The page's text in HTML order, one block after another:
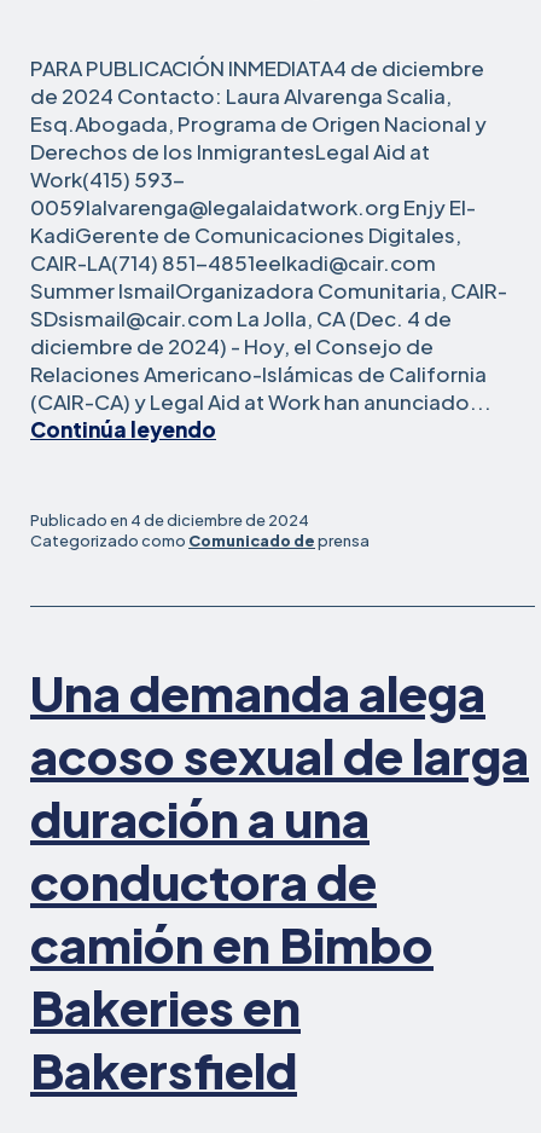
PARA PUBLICACIÓN INMEDIATA4 de diciembre
de 2024 Contacto: Laura Alvarenga Scalia,
Esq.Abogada, Programa de Origen Nacional y
Derechos de los InmigrantesLegal Aid at
Work(415) 593-
0059lalvarenga@legalaidatwork.org Enjy El-
KadiGerente de Comunicaciones Digitales,
CAIR-LA(714) 851-4851eelkadi@cair.com
Summer IsmailOrganizadora Comunitaria, CAIR-
SDsismail@cair.com La Jolla, CA (Dec. 4 de
diciembre de 2024) - Hoy, el Consejo de
Relaciones Americano-Islámicas de California
(CAIR-CA) y Legal Aid at Work han anunciado...
Continúa leyendo
tratamiento
ecuánime
el
de
una
enfermera
por
unas
pegatinas
palestinas
una
botella
de
agua
Publicado en 4 de diciembre de 2024
Categorizado como Comunicado deprensa
Una demanda alega
acoso sexual de larga
duración a una
conductora de
camión en Bimbo
Bakeries en
Bakersfield